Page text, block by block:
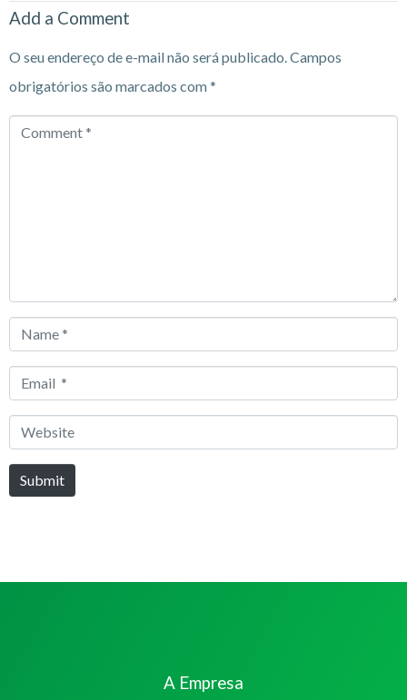
Add a Comment
O seu endereço de e-mail não será publicado.Campos
obrigatórios são marcados com*
Comment
Name
Email
Website
Submit
A Empresa